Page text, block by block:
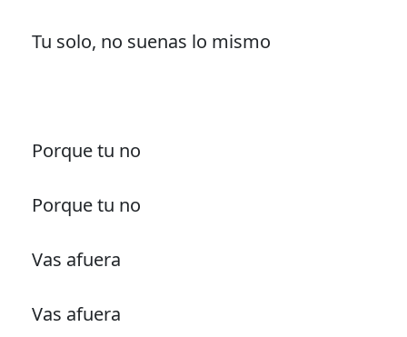
Tu solo, no suenas lo mismo
Porque tu no
Porque tu no
Vas afuera
Vas afuera